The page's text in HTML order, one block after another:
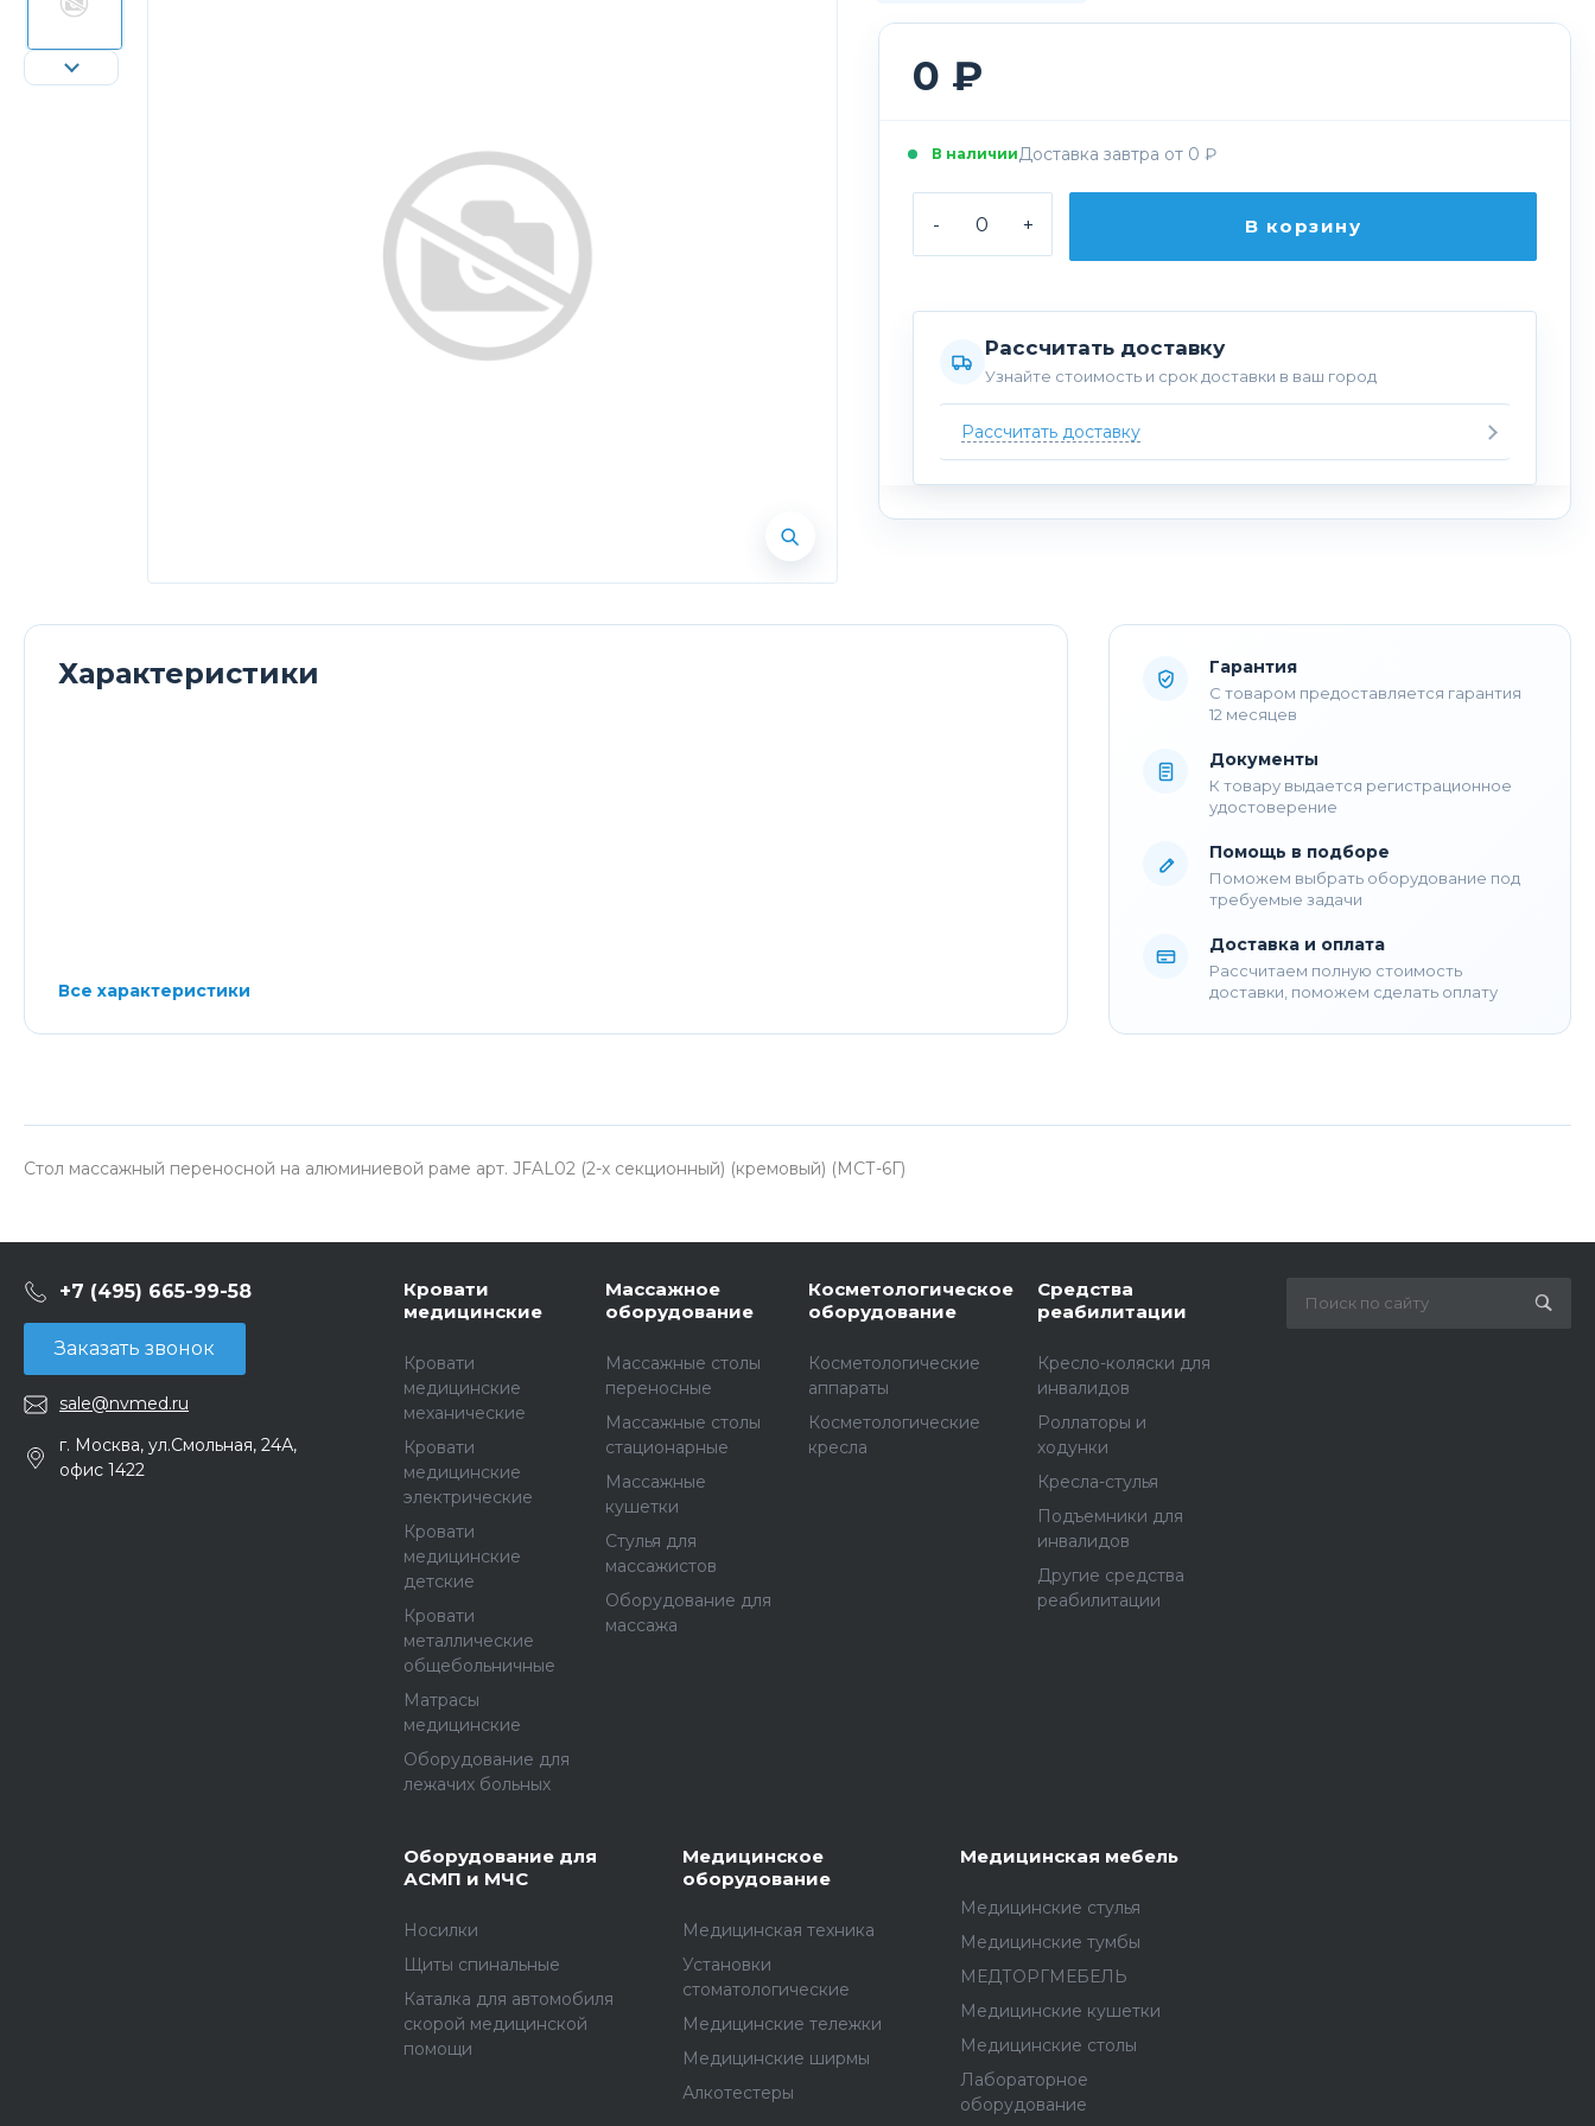
0 ₽
В наличииДоставка завтра от 0 ₽
- + В корзину
Рассчитать доставку
Узнайте стоимость и срок доставки в ваш город
Рассчитать доставку
Характеристики
Все характеристики
Гарантия
С товаром предоставляется гарантия
12 месяцев
Документы
К товару выдается регистрационное
удостоверение
Помощь в подборе
Поможем выбрать оборудование под
требуемые задачи
Доставка и оплата
Рассчитаем полную стоимость
доставки, поможем сделать оплату
Стол массажный переносной на алюминиевой раме арт. JFAL02 (2-х секционный) (кремовый) (МСТ-6Г)
+7 (495) 665-99-58
Заказать звонок
sale@nvmed.ru
г. Москва, ул.Смольная, 24А,
офис 1422
Кровати
медицинские
Кровати
медицинские
механические
Кровати
медицинские
электрические
Кровати
медицинские
детские
Кровати
металлические
общебольничные
Матрасы
медицинские
Оборудование для
лежачих больных
Массажное
оборудование
Массажные столы
переносные
Массажные столы
стационарные
Массажные
кушетки
Стулья для
массажистов
Оборудование для
массажа
Косметологическое
оборудование
Косметологические
аппараты
Косметологические
кресла
Средства
реабилитации
Кресло-коляски для
инвалидов
Роллаторы и
ходунки
Кресла-стулья
Подъемники для
инвалидов
Другие средства
реабилитации
Оборудование для
АСМП и МЧС
Носилки
Щиты спинальные
Каталка для автомобиля
скорой медицинской
помощи
Медицинское
оборудование
Медицинская техника
Установки
стоматологические
Медицинские тележки
Медицинские ширмы
Алкотестеры
Медицинская мебель
Медицинские стулья
Медицинские тумбы
МЕДТОРГМЕБЕЛЬ
Медицинские кушетки
Медицинские столы
Лабораторное
оборудование